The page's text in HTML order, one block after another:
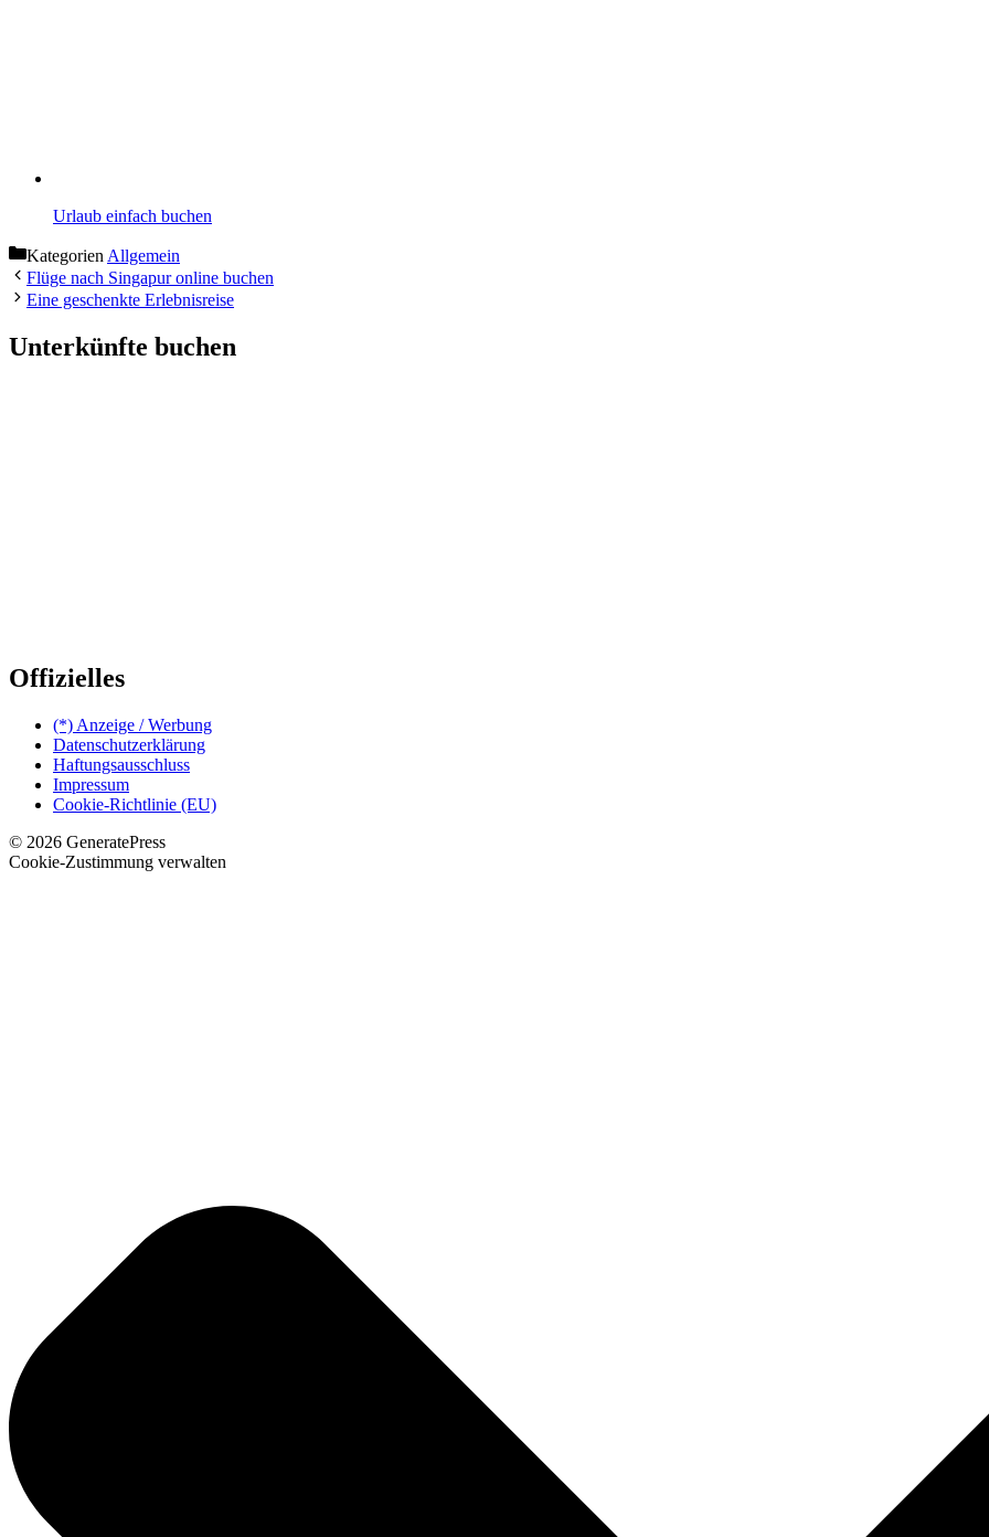
Urlaub einfach buchen
Kategorien Allgemein
Flüge nach Singapur online buchen
Eine geschenkte Erlebnisreise
Unterkünfte buchen
Offizielles
(*) Anzeige / Werbung
Datenschutzerklärung
Haftungsausschluss
Impressum
Cookie-Richtlinie (EU)
© 2026 GeneratePress
Cookie-Zustimmung verwalten